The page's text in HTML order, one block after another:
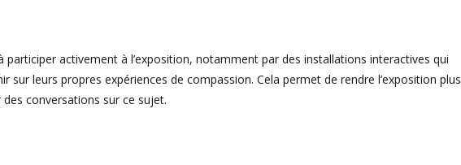
participer activement à l’exposition, notamment par des installations interactives qui
sur leurs propres expériences de compassion. Cela permet de rendre l’exposition plus
conversations sur ce sujet.